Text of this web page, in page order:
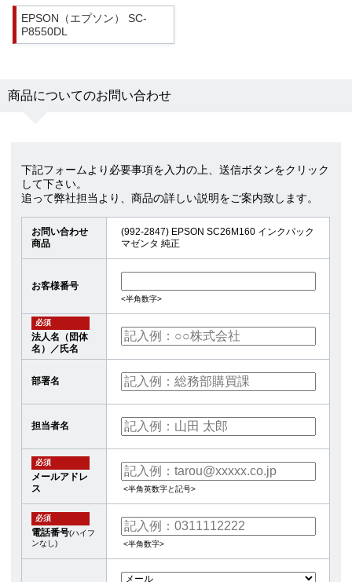
EPSON（エプソン） SC-
P8550DL
商品についてのお問い合わせ
下記フォームより必要事項を入力の上、送信ボタンをクリック
して下さい。
追って弊社担当より、商品の詳しい説明をご案内致します。
お問い合わせ
商品
(992-2847) EPSON SC26M160 インクパック
マゼンタ 純正
お客様番号
<半角数字>
必須
法人名（団体
名）／氏名
部署名
担当者名
必須
メールアドレ
ス
<半角英数字と記号>
必須
電話番号(ハイフ
ンなし)
<半角数字>